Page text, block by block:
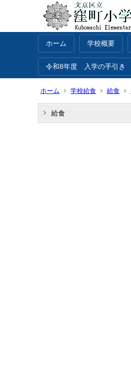
ホーム 学校概要
令和8年度 入学の手引き
ホーム 学校給食 給食
給食